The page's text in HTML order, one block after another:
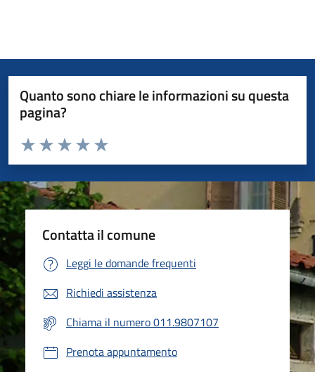
Quanto sono chiare le informazioni su questa
pagina?
Valuta da 1 a 5 stelle la pagina
Valuta 5 stelle su 5
Valuta 4 stelle su 5
Valuta 3 stelle su 5
Valuta 2 stelle su 5
Valuta 1 stelle su 5
Contatta il comune
Leggi le domande frequenti
Richiedi assistenza
Chiama il numero 011.9807107
Prenota appuntamento